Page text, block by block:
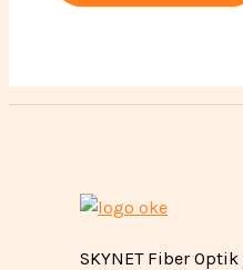
SKYNET Fiber